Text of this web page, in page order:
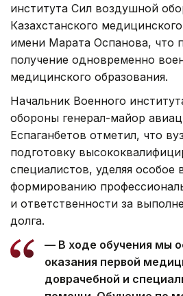
института Сил воздушной
Казахстанского
имени Марата Оспанова, что
получение одновременно
медицинского образования.
Начальник Военного
обороны генерал-майор
Еспаганбетов отметил, что
подготовку
специалистов, уделяя особое
формированию
и ответственности за
долга.
— В ходе обучения мы
оказания первой
доврачебной и